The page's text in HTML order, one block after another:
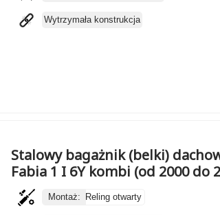
Wytrzymała konstrukcja
Stalowy bagażnik (belki)
Fabia 1 I 6Y kombi (od 2000 do
Montaż: Reling otwarty